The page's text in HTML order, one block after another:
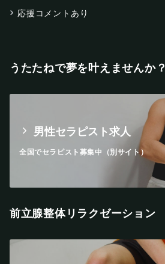
応援コメントあり
うたたねで夢を叶えませんか？
男性セラピスト求人
全国でセラピスト募集中（別サイト）
前立腺整体リラクゼーション